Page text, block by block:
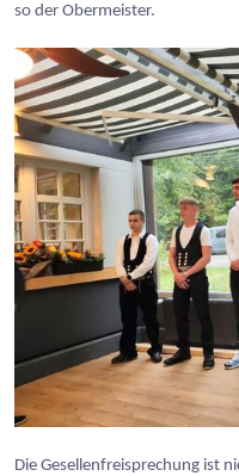
so der Obermeister.
Die Gesellenfreisprechung ist